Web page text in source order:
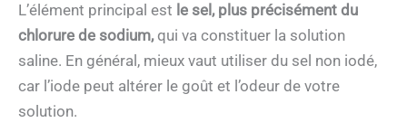
L’élément principal est le sel, plus précisément du
chlorure de sodium,qui va constituer la solution
saline. En général, mieux vaut utiliser du sel non iodé,
car l’iode peut altérer le goût et l’odeur de votre
solution.